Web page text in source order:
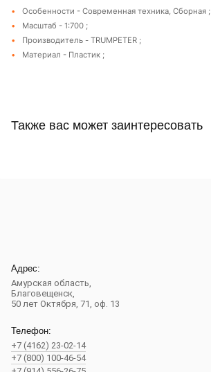
Особенности - Современная техника, Сборная ;
Масштаб - 1:700 ;
Производитель - TRUMPETER ;
Материал - Пластик ;
Также вас может заинтересовать
Адрес:
Амурская область,
Благовещенск,
50 лет Октября, 71, оф. 13
Телефон:
+7 (4162) 23-02-14
+7 (800) 100-46-54